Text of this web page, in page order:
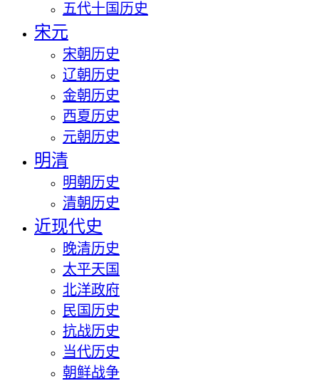
五代十国历史
宋元
宋朝历史
辽朝历史
金朝历史
西夏历史
元朝历史
明清
明朝历史
清朝历史
近现代史
晚清历史
太平天国
北洋政府
民国历史
抗战历史
当代历史
朝鲜战争